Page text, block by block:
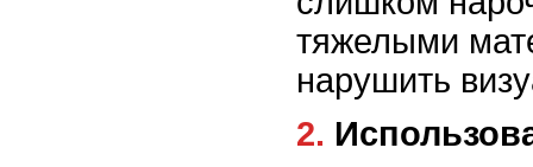
тяжелыми
нарушить
2.